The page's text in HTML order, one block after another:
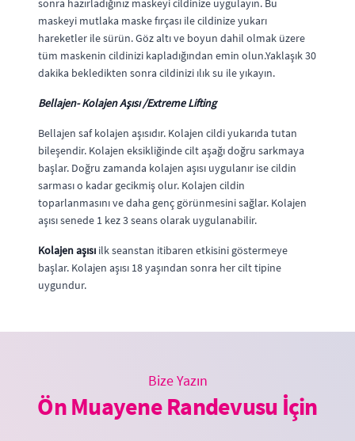
sonra hazırladığınız maskeyi cildinize uygulayın. Bu
maskeyi mutlaka maske fırçası ile cildinize yukarı
hareketler ile sürün. Göz altı ve boyun dahil olmak üzere
tüm maskenin cildinizi kapladığından emin olun.Yaklaşık 30
dakika bekledikten sonra cildinizi ılık su ile yıkayın.
Bellajen- Kolajen Aşısı /Extreme Lifting
Bellajen saf kolajen aşısıdır. Kolajen cildi yukarıda tutan
bileşendir. Kolajen eksikliğinde cilt aşağı doğru sarkmaya
başlar. Doğru zamanda kolajen aşısı uygulanır ise cildin
sarması o kadar gecikmiş olur. Kolajen cildin
toparlanmasını ve daha genç görünmesini sağlar. Kolajen
aşısı senede 1 kez 3 seans olarak uygulanabilir.
Kolajen aşısı ilk seanstan itibaren etkisini göstermeye
başlar. Kolajen aşısı 18 yaşından sonra her cilt tipine
uygundur.
Bize Yazın
Ön Muayene Randevusu İçin